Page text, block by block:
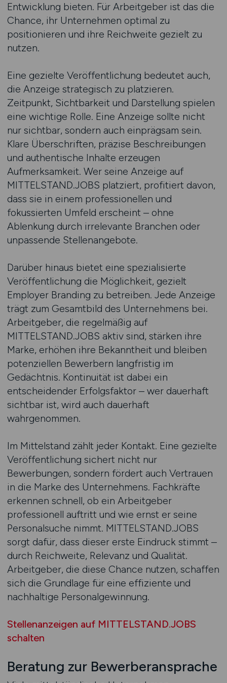
Entwicklung bieten. Für Arbeitgeber ist das die
Chance, ihr Unternehmen optimal zu
positionieren und ihre Reichweite gezielt zu
nutzen.
Eine gezielte Veröffentlichung bedeutet auch,
die Anzeige strategisch zu platzieren.
Zeitpunkt, Sichtbarkeit und Darstellung spielen
eine wichtige Rolle. Eine Anzeige sollte nicht
nur sichtbar, sondern auch einprägsam sein.
Klare Überschriften, präzise Beschreibungen
und authentische Inhalte erzeugen
Aufmerksamkeit. Wer seine Anzeige auf
MITTELSTAND.JOBS platziert, profitiert davon,
dass sie in einem professionellen und
fokussierten Umfeld erscheint – ohne
Ablenkung durch irrelevante Branchen oder
unpassende Stellenangebote.
Darüber hinaus bietet eine spezialisierte
Veröffentlichung die Möglichkeit, gezielt
Employer Branding zu betreiben. Jede Anzeige
trägt zum Gesamtbild des Unternehmens bei.
Arbeitgeber, die regelmäßig auf
MITTELSTAND.JOBS aktiv sind, stärken ihre
Marke, erhöhen ihre Bekanntheit und bleiben
potenziellen Bewerbern langfristig im
Gedächtnis. Kontinuität ist dabei ein
entscheidender Erfolgsfaktor – wer dauerhaft
sichtbar ist, wird auch dauerhaft
wahrgenommen.
Im Mittelstand zählt jeder Kontakt. Eine gezielte
Veröffentlichung sichert nicht nur
Bewerbungen, sondern fördert auch Vertrauen
in die Marke des Unternehmens. Fachkräfte
erkennen schnell, ob ein Arbeitgeber
professionell auftritt und wie ernst er seine
Personalsuche nimmt. MITTELSTAND.JOBS
sorgt dafür, dass dieser erste Eindruck stimmt –
durch Reichweite, Relevanz und Qualität.
Arbeitgeber, die diese Chance nutzen, schaffen
sich die Grundlage für eine effiziente und
nachhaltige Personalgewinnung.
Stellenanzeigen auf MITTELSTAND.JOBS
schalten
Beratung zur Bewerberansprache